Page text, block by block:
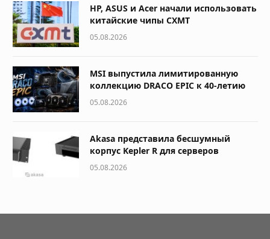
HP, ASUS и Acer начали использовать
китайские чипы CXMT
05.08.2026
MSI выпустила лимитированную
коллекцию DRACO EPIC к 40-летию
05.08.2026
Akasa представила бесшумный
корпус Kepler R для серверов
05.08.2026